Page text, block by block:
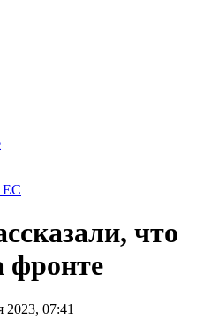
ЕС
что
фронте
2023, 07:41